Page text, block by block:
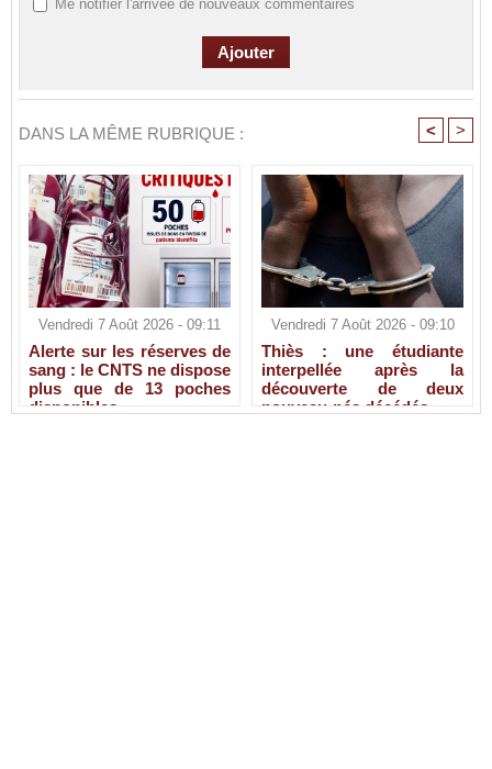
Me notifier l'arrivée de nouveaux commentaires
DANS LA MÊME RUBRIQUE : < >
Vendredi 7 Août 2026 - 09:11
Alerte sur les réserves de
sang : le CNTS ne dispose
plus que de 13 poches
disponibles
Vendredi 7 Août 2026 - 09:10
Thiès : une étudiante
interpellée après la
découverte de deux
nouveau-nés décédés